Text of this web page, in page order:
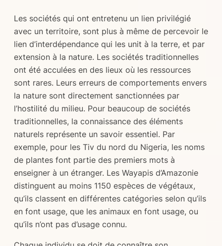
Les sociétés qui ont entretenu un lien privilégié
avec un territoire, sont plus à même de percevoir le
lien d’interdépendance qui les unit à la terre, et par
extension à la nature. Les sociétés traditionnelles
ont été acculées en des lieux où les ressources
sont rares. Leurs erreurs de comportements envers
la nature sont directement sanctionnées par
l’hostilité du milieu. Pour beaucoup de sociétés
traditionnelles, la connaissance des éléments
naturels représente un savoir essentiel. Par
exemple, pour les Tiv du nord du Nigeria, les noms
de plantes font partie des premiers mots à
enseigner à un étranger. Les Wayapis d’Amazonie
distinguent au moins 1150 espèces de végétaux,
qu’ils classent en différentes catégories selon qu’ils
en font usage, que les animaux en font usage, ou
qu’ils n’ont pas d’usage connu.